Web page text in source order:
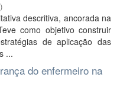
)
descritiva, ancorada na
como objetivo construir
de aplicação das
...
do enfermeiro na